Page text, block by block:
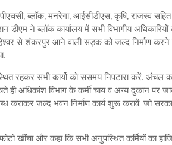
ब्लॉक, मनरेगा, आईसीडीएस, कृषि, राजस्व सहित
डीएम ने ब्लॉक कार्यालय में सभी विभागीय
से शंकरपुर आने वाली सड़क को जल्द निर्माण
रहकर सभी कार्यो को ससमय निपटारा करें. अंचल
अधिकांश विभाग के कर्मी चाय व अन्य दुकान पर
जल्द भवन निर्माण कार्य शुरू करावें. जो
खींचा और कहा कि सभी अनुपस्थित कर्मियों का